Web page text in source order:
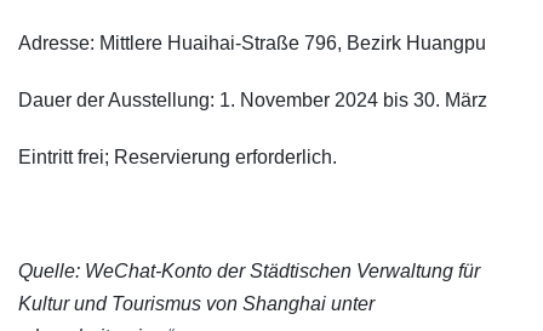
Adresse: Mittlere Huaihai-Straße 796, Bezirk Huangpu
Dauer der Ausstellung: 1. November 2024 bis 30. März
Eintritt frei; Reservierung erforderlich.
Quelle: WeChat-Konto der Städtischen Verwaltung für
Kultur und Tourismus von Shanghai unter